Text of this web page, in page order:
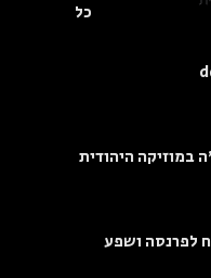
כל
במוזיקה היהודית
לפרנסה ושפע